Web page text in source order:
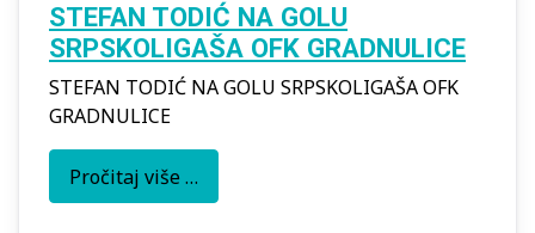
STEFAN TODIĆ NA GOLU
SRPSKOLIGAŠA OFK GRADNULICE
STEFAN TODIĆ NA GOLU SRPSKOLIGAŠA OFK
GRADNULICE
Pročitaj više …